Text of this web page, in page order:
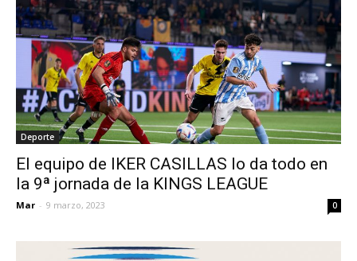
Deporte
El equipo de IKER CASILLAS lo da todo en
la 9ª jornada de la KINGS LEAGUE
Mar - 9 marzo, 2023 0